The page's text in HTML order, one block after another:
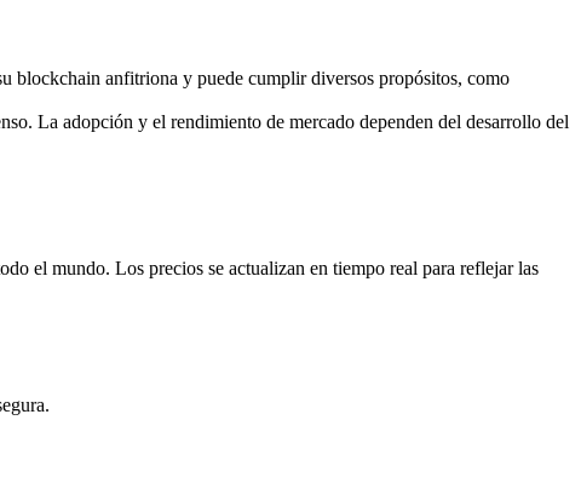
blockchain anfitriona y puede cumplir diversos propósitos, como
La adopción y el rendimiento de mercado dependen del desarrollo del
el mundo. Los precios se actualizan en tiempo real para reflejar las